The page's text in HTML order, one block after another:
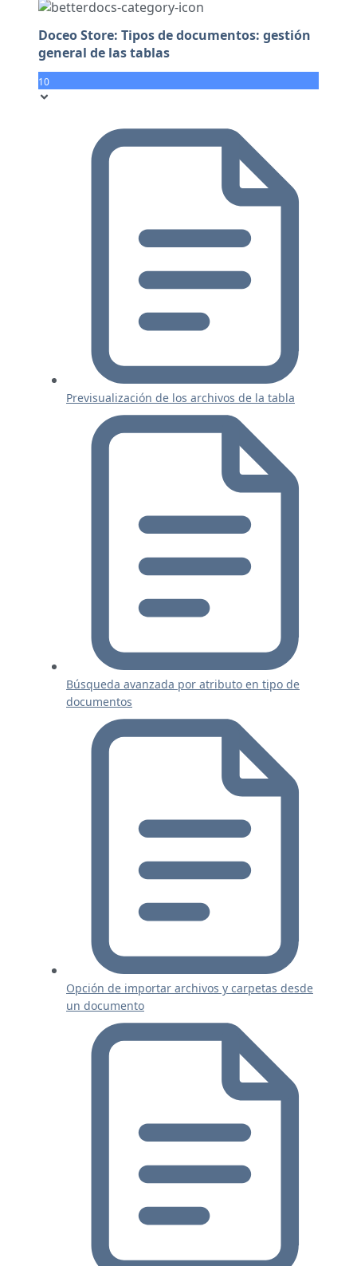
Doceo Store: Tipos de documentos: gestión
general de las tablas
10
Previsualización de los archivos de la tabla
Búsqueda avanzada por atributo en tipo de
documentos
Opción de importar archivos y carpetas desde
un documento